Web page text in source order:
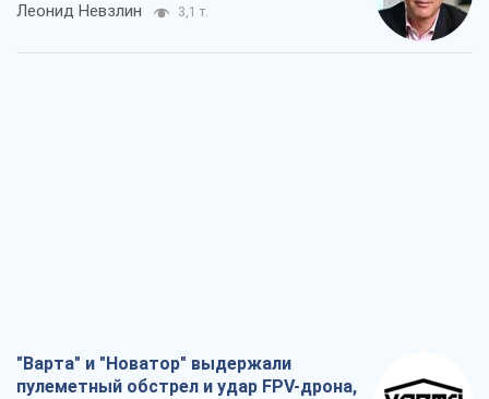
Леонид Невзлин 3,1 т.
"Варта" и "Новатор" выдержали
пулеметный обстрел и удар FPV-дрона,